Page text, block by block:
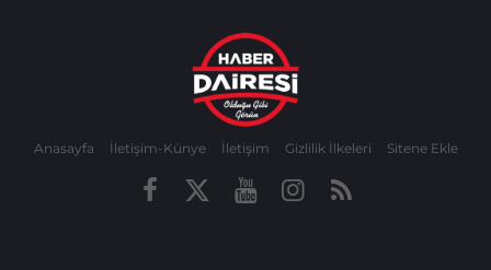
Anasayfa İletişim-Künye İletişim Gizlilik İlkeleri Sitene Ekle